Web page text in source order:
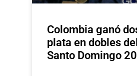
Colombia ganó
plata en dobles
Santo Domingo